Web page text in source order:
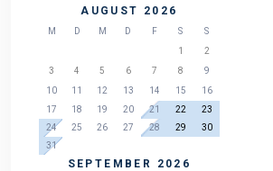
AUGUST 2026
M D M D F S
S
1
2
3
4 5 6 7 8
9
10
11 12 13 14 15
16
17
18 19 20 21 22
23
24
25 26 27 28 29
30
31
SEPTEMBER 2026